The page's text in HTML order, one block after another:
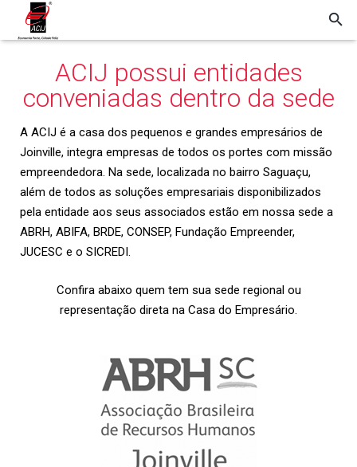
ACIJ possui entidades
conveniadas dentro da sede
A ACIJ é a casa dos pequenos e grandes empresários de
Joinville, integra empresas de todos os portes com missão
empreendedora. Na sede, localizada no bairro Saguaçu,
além de todos as soluções empresariais disponibilizados
pela entidade aos seus associados estão em nossa sede a
ABRH, ABIFA, BRDE, CONSEP, Fundação Empreender,
JUCESC e o SICREDI.
Confira abaixo quem tem sua sede regional ou
representação direta na Casa do Empresário.